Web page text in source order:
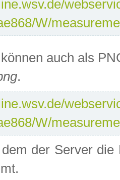
W/
auch als
.
W/
der Server